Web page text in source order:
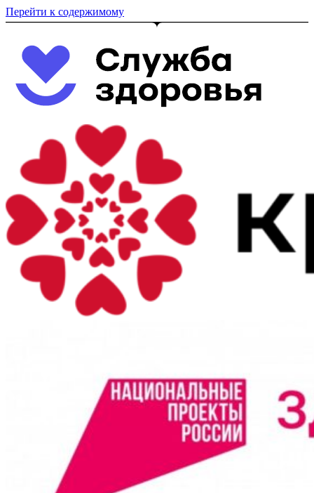
Перейти к содержимому